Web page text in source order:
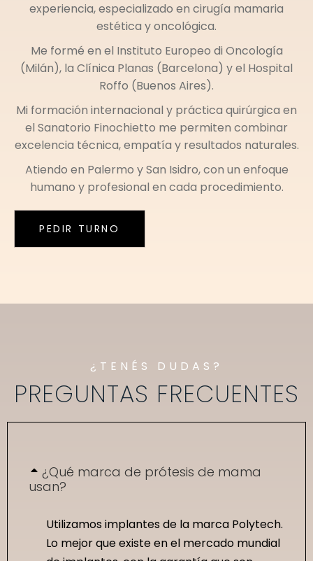
experiencia, especializado en cirugía mamaria
estética y oncológica.
Me formé en el Instituto Europeo di Oncología
(Milán), la Clínica Planas (Barcelona) y el Hospital
Roffo (Buenos Aires).
Mi formación internacional y práctica quirúrgica en
el Sanatorio Finochietto me permiten combinar
excelencia técnica, empatía y resultados naturales.
Atiendo en Palermo ySan Isidro, con un enfoque
humano y profesional en cada procedimiento.
PEDIR TURNO
¿TENÉS DUDAS?
PREGUNTAS FRECUENTES
¿Qué marca de prótesis de mama
usan?
Utilizamos implantes de la marca Polytech.
Lo mejor que existe en el mercado mundial